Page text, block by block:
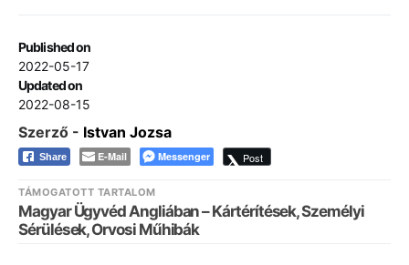
Published on
2022-05-17
Updated on
2022-08-15
Szerző - Istvan Jozsa
Share E-Mail Messenger Post
TÁMOGATOTT TARTALOM
Magyar Ügyvéd Angliában – Kártérítések, Személyi
Sérülések, Orvosi Műhibák